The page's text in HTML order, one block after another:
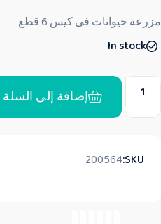
ي
م
ن
مزرعة حيوانات فى كيس 6 قطع
In stock
إضافة إلى السلة
SKU:
200564